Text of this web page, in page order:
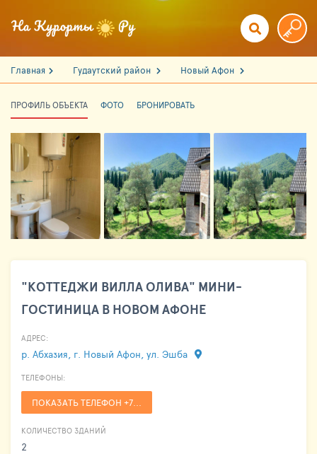
Главная Гудаутский район Новый Афон
ПРОФИЛЬ ОБЪЕКТА ФОТО БРОНИРОВАТЬ
"КОТТЕДЖИ ВИЛЛА ОЛИВА" МИНИ-
ГОСТИНИЦА В НОВОМ АФОНЕ
АДРЕС:
р. Абхазия, г. Новый Афон, ул. Эшба
ТЕЛЕФОНЫ:
ПОКАЗАТЬ ТЕЛЕФОН +7...
КОЛИЧЕСТВО ЗДАНИЙ
2